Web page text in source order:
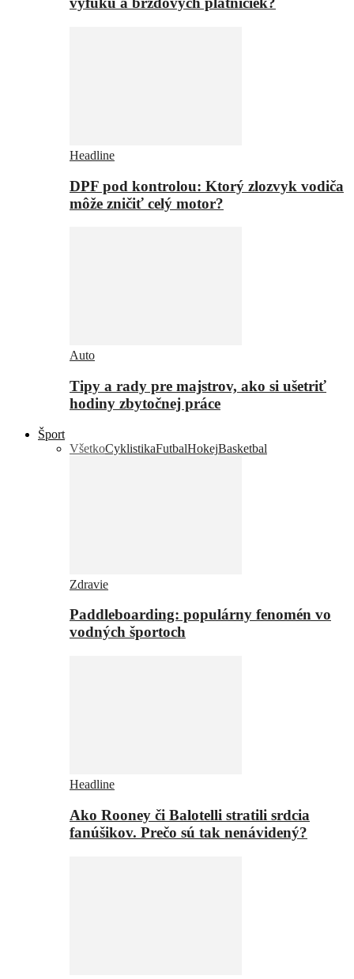
Headline
DPF pod kontrolou: Ktorý zlozvyk vodiča
môže zničiť celý motor?
Auto
Tipy a rady pre majstrov, ako si ušetriť
hodiny zbytočnej práce
Šport
VšetkoCyklistikaFutbalHokejBasketbal
Zdravie
Paddleboarding: populárny fenomén vo
vodných športoch
Headline
Ako Rooney či Balotelli stratili srdcia
fanúšikov. Prečo sú tak nenávidený?